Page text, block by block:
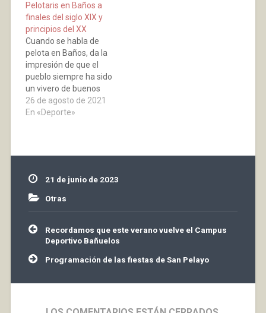
marcadas por las
autoridades, entraban
dentro de las
obligaciones y deberes
de los habitantes.
Hemos encontrado una
publicación, en el
boletín oficial de la
provincia de fecha…
Pelotaris en Baños a
finales del siglo XIX y
principios del XX
Cuando se habla de
pelota en Baños, da la
impresión de que el
pueblo siempre ha sido
un vivero de buenos
pelotaris. Lo que nos ha
llevado a investigar, si
desde la segunda mitad
del siglo…
26 de agosto de 2021
En «Deporte»
21 de junio de 2023
Otras
Navegación
de
entradas
Recordamos que este verano vuelve el Campus
Deportivo Bañuelos
Programación de las fiestas de San Pelayo